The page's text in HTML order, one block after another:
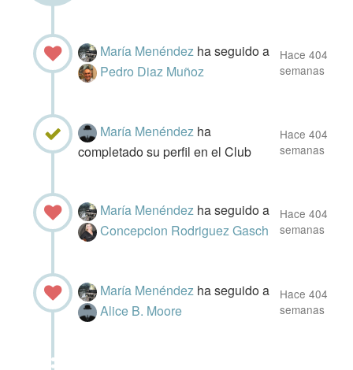
María Menéndez ha seguido a
Pedro Diaz Muñoz
Hace 404
semanas
María Menéndez ha
completado su perfil en el Club
Hace 404
semanas
María Menéndez ha seguido a
Concepcion Rodriguez Gasch
Hace 404
semanas
María Menéndez ha seguido a
Alice B. Moore
Hace 404
semanas